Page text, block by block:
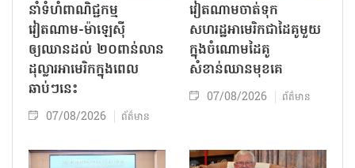
នាំទំហំពាណិជ្ជកម្ម
វៀតណាម-ម៉ាឡេស៊ី
ឲ្យឈានដល់ ២០ពាន់លាន
ដុល្លារអាមេរិកក្នុងពេល
ឆាប់ៗនេះ
07/08/2026 ព័ត៌មាន
វៀតណាមចាត់ទុក
សហរដ្ឋអាមេរិកជាដៃគូមួយ
ក្នុងចំណោមដៃគូ
សំខាន់ឈានមុខគេ
07/08/2026 ព័ត៌មាន